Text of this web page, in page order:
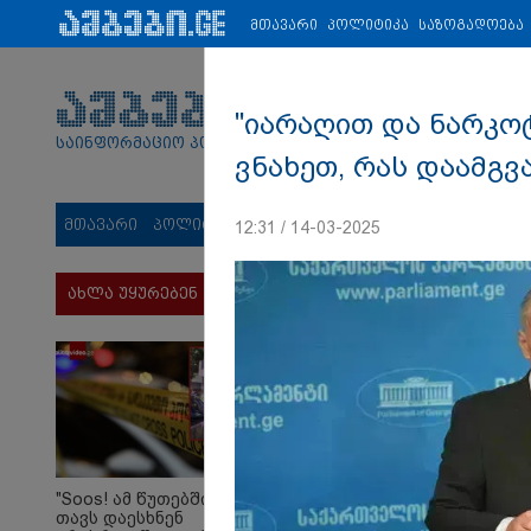
პარტნიორები: ახალი ამბები ეკონომიკა ვიდეო
საინფორმაციო პორტალი
მთავარი პოლიტიკა საზოგადოება
ახლა უყურებენ
"Soos! ამ წუთებში
თავს დაესხნენ
მთავარი პოლიტიკა საზოგადოება
"იარაღით და
ვნახეთ, რას
12:31 / 14-03-2025